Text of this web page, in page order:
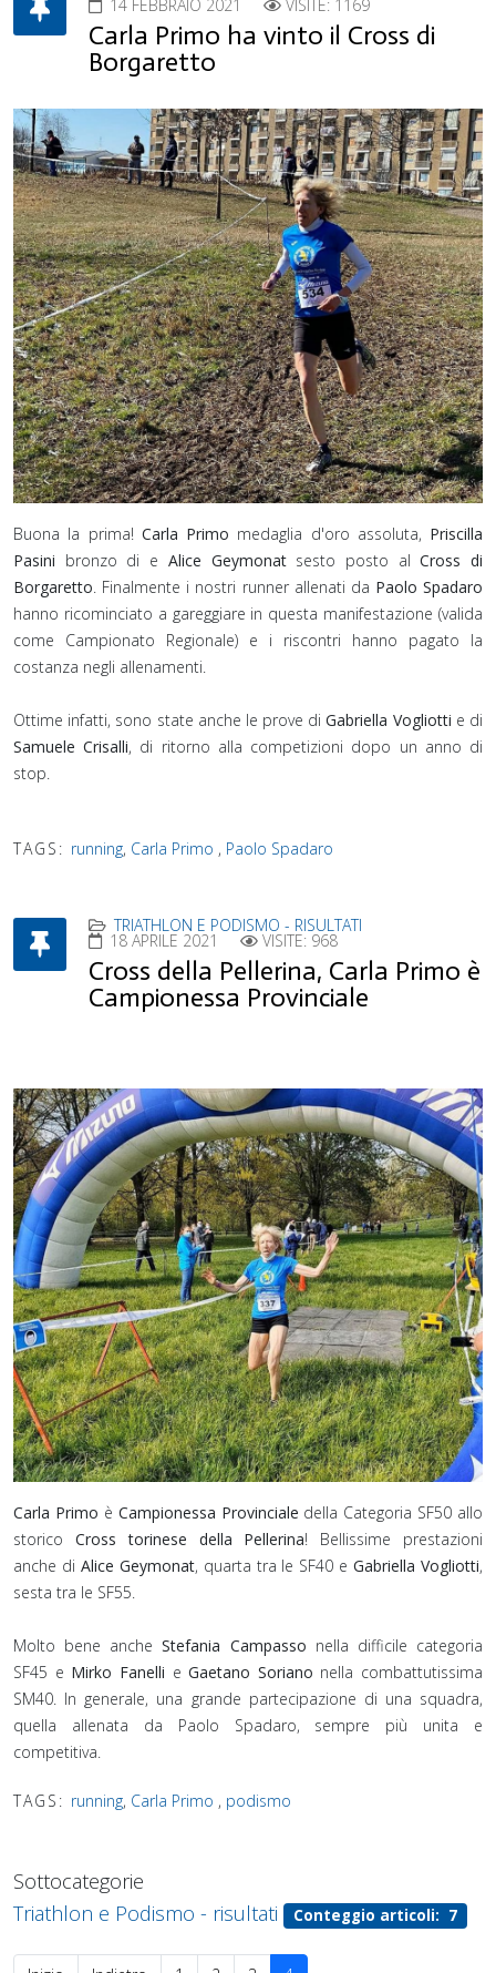
14 FEBBRAIO 2021 VISITE: 1169
Carla Primo ha vinto il Cross di
Borgaretto
Buona la prima! Carla Primo medaglia d'oro assoluta, Priscilla
Pasini bronzo di e Alice Geymonatsesto posto alCross di
Borgaretto . Finalmente i nostri runner allenati da Paolo Spadaro
hanno ricominciato a gareggiare in questa manifestazione (valida
come Campionato Regionale) e i riscontri hanno pagato la
costanza negli allenamenti.
Ottime infatti, sono state anche le prove diGabriella Vogliotti e di
Samuele Crisalli, di ritorno alla competizioni dopo un anno di
stop. ⁣
TAGS: running, Carla Primo , Paolo Spadaro
TRIATHLON E PODISMO - RISULTATI
18 APRILE 2021 VISITE: 968
Cross della Pellerina, Carla Primo è
Campionessa Provinciale
Carla Primo è Campionessa Provinciale della Categoria SF50 allo
storico Cross torinese della Pellerina! Bellissime prestazioni
anche di Alice Geymonat, quarta tra le SF40 eGabriella Vogliotti,
sesta tra le SF55.
Molto bene ancheStefania Campasso nella difficile categoria
SF45 e Mirko Fanelli eGaetano Soriano nella combattutissima
SM40. In generale, una grande partecipazione di una squadra,
quella allenata da Paolo Spadaro, sempre più unita e
competitiva.⁣
TAGS: running, Carla Primo , podismo
Sottocategorie
Triathlon e Podismo - risultati
Conteggio articoli: 7